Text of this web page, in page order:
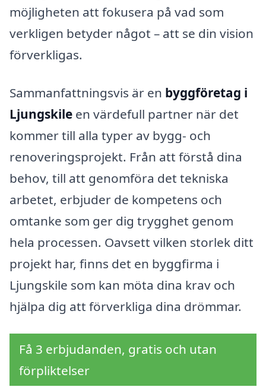
möjligheten att fokusera på vad som
verkligen betyder något – att se din vision
förverkligas.
Sammanfattningsvis är en byggföretag i
Ljungskile en värdefull partner när det
kommer till alla typer av bygg- och
renoveringsprojekt. Från att förstå dina
behov, till att genomföra det tekniska
arbetet, erbjuder de kompetens och
omtanke som ger dig trygghet genom
hela processen. Oavsett vilken storlek ditt
projekt har, finns det en byggfirma i
Ljungskile som kan möta dina krav och
hjälpa dig att förverkliga dina drömmar.
Få 3 erbjudanden, gratis och utan
förpliktelser